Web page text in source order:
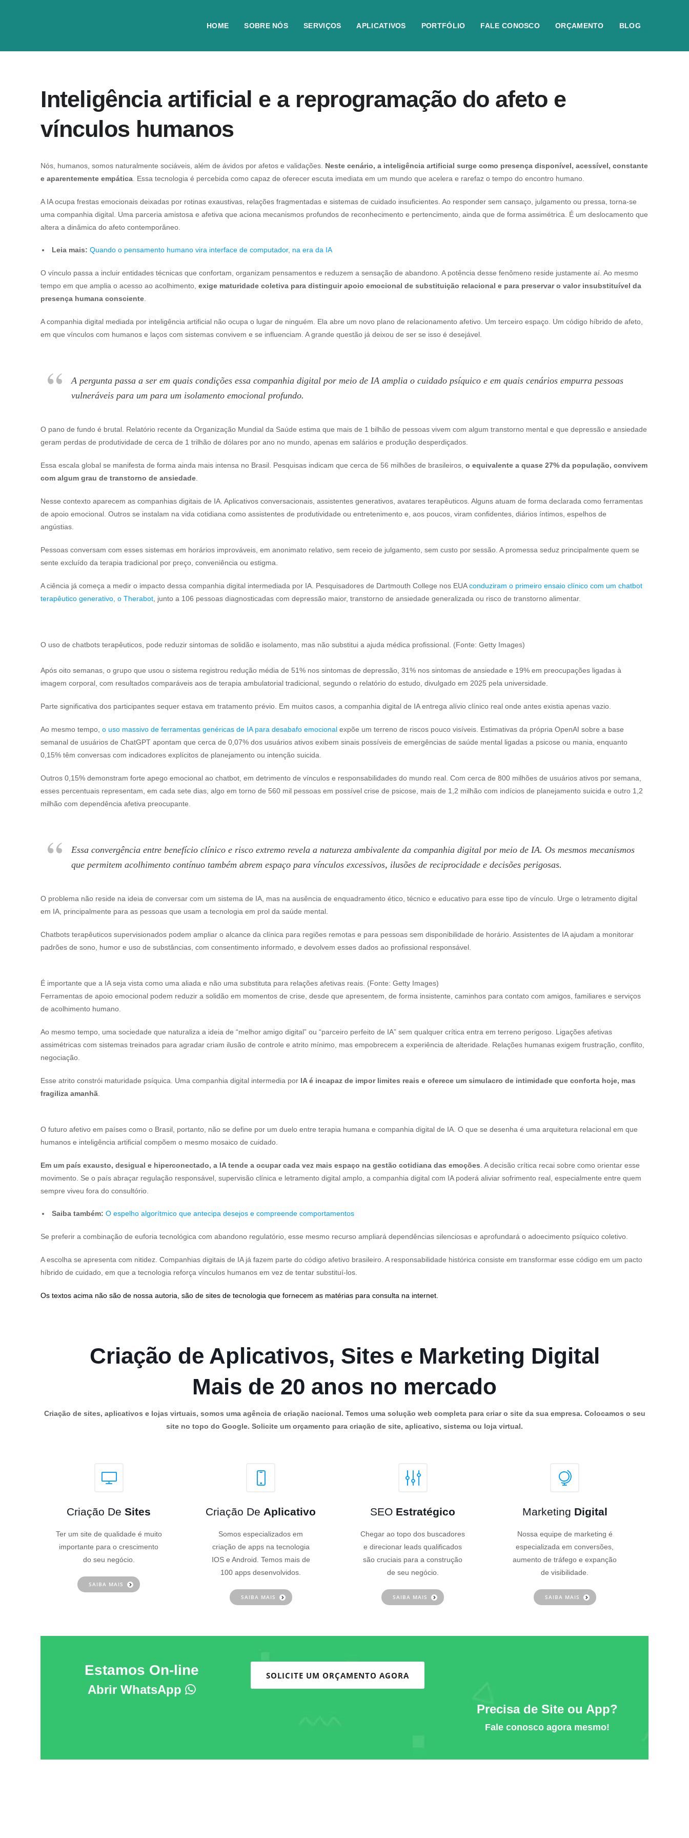
HOME SOBRE NÓS SERVIÇOS APLICATIVOS PORTFÓLIO FALE CONOSCO ORÇAMENTO BLOG
Inteligência artificial e a reprogramação do afeto e
vínculos humanos
Nós, humanos, somos naturalmente sociáveis, além de ávidos por afetos e validações. Neste cenário, a inteligência artificial surge como presença disponível, acessível, constante
e aparentemente empática . Essa tecnologia é percebida como capaz de oferecer escuta imediata em um mundo que acelera e rarefaz o tempo do encontro humano.
A IA ocupa frestas emocionais deixadas por rotinas exaustivas, relações fragmentadas e sistemas de cuidado insuficientes. Ao responder sem cansaço, julgamento ou pressa, torna-se
uma companhia digital. Uma parceria amistosa e afetiva que aciona mecanismos profundos de reconhecimento e pertencimento, ainda que de forma assimétrica. É um deslocamento que
altera a dinâmica do afeto contemporâneo.
Leia mais: Quando o pensamento humano vira interface de computador, na era da IA
O vínculo passa a incluir entidades técnicas que confortam, organizam pensamentos e reduzem a sensação de abandono. A potência desse fenômeno reside justamente aí. Ao mesmo
tempo em que amplia o acesso ao acolhimento, exige maturidade coletiva para distinguir apoio emocional de substituição relacional e para preservar o valor insubstituível da
presença humana consciente
A companhia digital mediada por inteligência artificial não ocupa o lugar de ninguém. Ela abre um novo plano de relacionamento afetivo. Um terceiro espaço. Um código híbrido de afeto,
em que vínculos com humanos e laços com sistemas convivem e se influenciam. A grande questão já deixou de ser se isso é desejável.
A pergunta passa a ser em quais condições essa companhia digital por meio de IA amplia o cuidado psíquico e em quais cenários empurra pessoas
vulneráveis para um para um isolamento emocional profundo.
O pano de fundo é brutal. Relatório recente da Organização Mundial da Saúde estima que mais de 1 bilhão de pessoas vivem com algum transtorno mental e que depressão e ansiedade
geram perdas de produtividade de cerca de 1 trilhão de dólares por ano no mundo, apenas em salários e produção desperdiçados.
Essa escala global se manifesta de forma ainda mais intensa no Brasil. Pesquisas indicam que cerca de 56 milhões de brasileiros, o equivalente a quase 27% da população, convivem
com algum grau de transtorno de ansiedade
Nesse contexto aparecem as companhias digitais de IA. Aplicativos conversacionais, assistentes generativos, avatares terapêuticos. Alguns atuam de forma declarada como ferramentas
de apoio emocional. Outros se instalam na vida cotidiana como assistentes de produtividade ou entretenimento e, aos poucos, viram confidentes, diários íntimos, espelhos de
angústias.
Pessoas conversam com esses sistemas em horários improváveis, em anonimato relativo, sem receio de julgamento, sem custo por sessão. A promessa seduz principalmente quem se
sente excluído da terapia tradicional por preço, conveniência ou estigma.
A ciência já começa a medir o impacto dessa companhia digital intermediada por IA. Pesquisadores de Dartmouth College nos EUAconduziram o primeiro ensaio clínico com um chatbot
terapêutico generativo, o Therabot , junto a 106 pessoas diagnosticadas com depressão maior, transtorno de ansiedade generalizada ou risco de transtorno alimentar.
O uso de chatbots terapêuticos, pode reduzir sintomas de solidão e isolamento, mas não substitui a ajuda médica profissional. (Fonte: Getty Images)
Após oito semanas, o grupo que usou o sistema registrou redução média de 51% nos sintomas de depressão, 31% nos sintomas de ansiedade e 19% em preocupações ligadas à
imagem corporal, com resultados comparáveis aos de terapia ambulatorial tradicional, segundo o relatório do estudo, divulgado em 2025 pela universidade.
Parte significativa dos participantes sequer estava em tratamento prévio. Em muitos casos, a companhia digital de IA entrega alívio clínico real onde antes existia apenas vazio.
Ao mesmo tempo, o uso massivo de ferramentas genéricas de IA para desabafo emocional expõe um terreno de riscos pouco visíveis. Estimativas da própria OpenAI sobre a base
semanal de usuários de ChatGPT apontam que cerca de 0,07% dos usuários ativos exibem sinais possíveis de emergências de saúde mental ligadas a psicose ou mania, enquanto
0,15% têm conversas com indicadores explícitos de planejamento ou intenção suicida.
Outros 0,15% demonstram forte apego emocional ao chatbot, em detrimento de vínculos e responsabilidades do mundo real. Com cerca de 800 milhões de usuários ativos por semana,
esses percentuais representam, em cada sete dias, algo em torno de 560 mil pessoas em possível crise de psicose, mais de 1,2 milhão com indícios de planejamento suicida e outro 1,2
milhão com dependência afetiva preocupante.
Essa convergência entre benefício clínico e risco extremo revela a natureza ambivalente da companhia digital por meio de IA. Os mesmos mecanismos
que permitem acolhimento contínuo também abrem espaço para vínculos excessivos, ilusões de reciprocidade e decisões perigosas.
O problema não reside na ideia de conversar com um sistema de IA, mas na ausência de enquadramento ético, técnico e educativo para esse tipo de vínculo. Urge o letramento digital
em IA, principalmente para as pessoas que usam a tecnologia em prol da saúde mental.
Chatbots terapêuticos supervisionados podem ampliar o alcance da clínica para regiões remotas e para pessoas sem disponibilidade de horário. Assistentes de IA ajudam a monitorar
padrões de sono, humor e uso de substâncias, com consentimento informado, e devolvem esses dados ao profissional responsável.
É importante que a IA seja vista como uma aliada e não uma substituta para relações afetivas reais. (Fonte: Getty Images)
Ferramentas de apoio emocional podem reduzir a solidão em momentos de crise, desde que apresentem, de forma insistente, caminhos para contato com amigos, familiares e serviços
de acolhimento humano.
Ao mesmo tempo, uma sociedade que naturaliza a ideia de “melhor amigo digital” ou “parceiro perfeito de IA” sem qualquer crítica entra em terreno perigoso. Ligações afetivas
assimétricas com sistemas treinados para agradar criam ilusão de controle e atrito mínimo, mas empobrecem a experiência de alteridade. Relações humanas exigem frustração, conflito,
negociação.
Esse atrito constrói maturidade psíquica. Uma companhia digital intermedia por IA é incapaz de impor limites reais e oferece um simulacro de intimidade que conforta hoje, mas
fragiliza amanhã
O futuro afetivo em países como o Brasil, portanto, não se define por um duelo entre terapia humana e companhia digital de IA. O que se desenha é uma arquitetura relacional em que
humanos e inteligência artificial compõem o mesmo mosaico de cuidado.
Em um país exausto, desigual e hiperconectado, a IA tende a ocupar cada vez mais espaço na gestão cotidiana das emoções . A decisão crítica recai sobre como orientar esse
movimento. Se o país abraçar regulação responsável, supervisão clínica e letramento digital amplo, a companhia digital com IA poderá aliviar sofrimento real, especialmente entre quem
sempre viveu fora do consultório.
Saiba também: O espelho algorítmico que antecipa desejos e compreende comportamentos
Se preferir a combinação de euforia tecnológica com abandono regulatório, esse mesmo recurso ampliará dependências silenciosas e aprofundará o adoecimento psíquico coletivo.
A escolha se apresenta com nitidez. Companhias digitais de IA já fazem parte do código afetivo brasileiro. A responsabilidade histórica consiste em transformar esse código em um pacto
híbrido de cuidado, em que a tecnologia reforça vínculos humanos em vez de tentar substituí-los.
Os textos acima não são de nossa autoria, são de sites de tecnologia que fornecem as matérias para consulta na internet.
Criação de Aplicativos, Sites e Marketing Digital
Mais de 20 anos no mercado
Criação de sites, aplicativos e lojas virtuais, somos uma agência de criação nacional. Temos uma solução web completa para criar o site da sua empresa. Colocamos o seu
site no topo do Google. Solicite um orçamento para criação de site, aplicativo, sistema ou loja virtual.
Criação DeSites
Ter um site de qualidade é muito
importante para o crescimento
do seu negócio.
SAIBA MAIS
Criação De Aplicativo
Somos especializados em
criação de apps na tecnologia
IOS e Android. Temos mais de
100 apps desenvolvidos.
SAIBA MAIS
SEO Estratégico
Chegar ao topo dos buscadores
e direcionar leads qualificados
são cruciais para a construção
de seu negócio.
SAIBA MAIS
Marketing Digital
Nossa equipe de marketing é
especializada em conversões,
aumento de tráfego e expanção
de visibilidade.
SAIBA MAIS
Estamos On-line
Abrir WhatsApp
SOLICITE UM ORÇAMENTO AGORA
Precisa de Site ou App?
Fale conosco agora mesmo!